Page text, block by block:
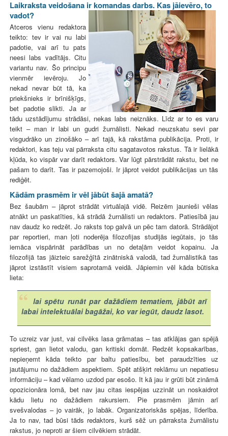
Laikraksta veidošana ir komandas darbs. Kas jāievēro, to
vadot?
Atceros vienu redaktora
teikto: tev ir vai nu labi
padotie, vai arī tu pats
neesi labs vadītājs. Citu
variantu nav. Šo principu
vienmēr ievēroju. Jo
nekad nevar būt tā, ka
priekšnieks ir brīnišķīgs,
bet padotie slikti. Ja ar
tādu uzstādījumu strādāsi, nekas labs neiznāks. Līdz ar to es varu
teikt – man ir labi un gudri žurnālisti. Nekad neuzskatu sevi par
visgudrāko un zinošāko – arī tajā, kā rakstāma publikācija. Proti, ir
redaktori, kas teju vai pārraksta citu sagatavotos rakstus. Tā ir lielākā
kļūda, ko vispār var darīt redaktors. Var lūgt pārstrādāt rakstu, bet ne
pašam to darīt. Tas ir pazemojoši. Ir jāprot veidot publikācijas un tās
rediģēt.
Kādām prasmēm ir vēl jābūt šajā amatā?
Bez šaubām – jāprot strādāt virtuālajā vidē. Reizēm jaunieši vēlas
atnākt un paskatīties, kā strādā žurnālisti un redaktors. Patiesībā jau
nav daudz ko redzēt. Jo raksts top galvā un pēc tam datorā. Strādājot
par reportieri, man ļoti noderēja filozofijas studijās iegūtais, jo tās
iemāca vispārināt parādības un no detaļām veidot kopainu. Ja
filozofijā tas jāizteic sarežģītā zinātniskā valodā, tad žurnālistikā tas
jāprot izstāstīt visiem saprotamā veidā. Jāpiemin vēl kāda būtiska
lieta:
lai spētu runāt par dažādiem tematiem, jābūt arī
labai intelektuālai bagāžai, ko var iegūt, daudz lasot.
To uzreiz var just, vai cilvēks lasa grāmatas – tas atklājas gan spējā
spriest, gan lietot valodu, gan kritiski domāt. Redzēt kopsakarības,
nepieņemt kāda teikto par baltu patiesību, bet paraudzīties uz
jautājumu no dažādiem aspektiem. Spēt atšķirt reklāmu un nepatiesu
informāciju – kad vēlamo uzdod par esošo. It kā jau ir grūti būt zināmā
opozicionāra lomā, bet nav jau citas iespējas uzzināt un noskaidrot
kādu lietu no dažādiem rakursiem. Pie prasmēm jāmin arī
svešvalodas – jo vairāk, jo labāk. Organizatoriskās spējas, līderība.
Ja to nav, tad būsi tāds redaktors, kurš sēž un pārraksta žurnālistu
rakstus, jo neproti ar šiem cilvēkiem strādāt.